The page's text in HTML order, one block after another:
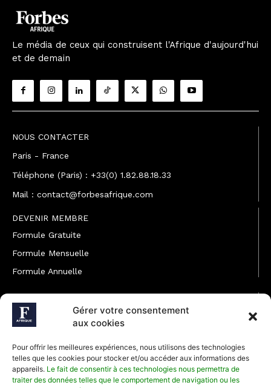
Gérer votre consentement
aux cookies
Pour offrir les meilleures expériences, nous utilisons des technologies
telles que les cookies pour stocker et/ou accéder aux informations des
appareils. Le fait de consentir à ces technologies nous permettra de
traiter des données telles que le comportement de navigation ou les
Le média de ceux qui construisent l'Afrique d'aujourd'hui
et de demain
NOUS CONTACTER
Paris - France
Téléphone (Paris) : +33(0) 1.82.88.18.33
Mail : contact@forbesafrique.com
DEVENIR MEMBRE
Formule Gratuite
Formule Mensuelle
Formule Annuelle
JOINDRE L'ÉQUIPE
Rédaction
Développement commercial
Communiquer avec Forbes Afrique